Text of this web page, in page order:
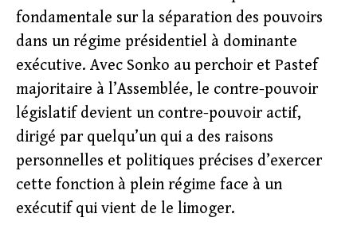
fondamentale sur la séparation des pouvoirs
dans un régime présidentiel à dominante
exécutive. Avec Sonko au perchoir et Pastef
majoritaire à l’Assemblée, le contre-pouvoir
législatif devient un contre-pouvoir actif,
dirigé par quelqu’un qui a des raisons
personnelles et politiques précises d’exercer
cette fonction à plein régime face à un
exécutif qui vient de le limoger.